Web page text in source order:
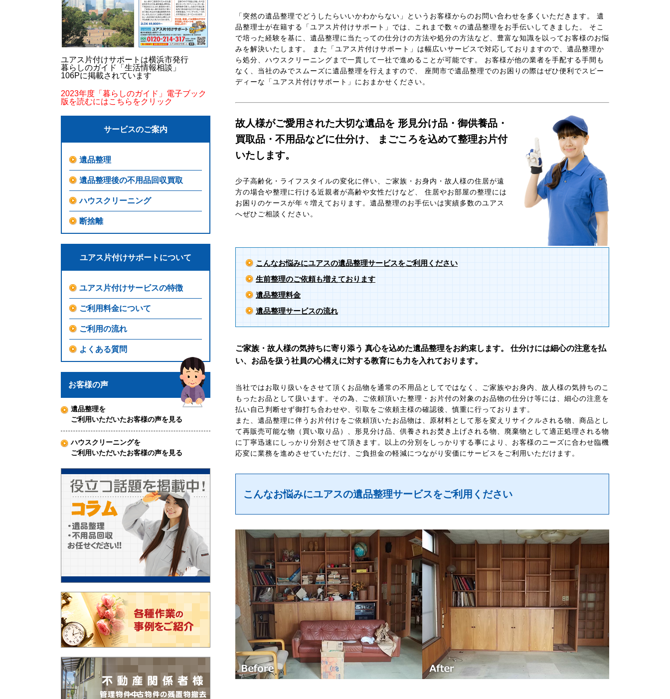
「突然の遺品整理でどうしたらいいかわからない」というお客様からのお問い合わせを多くいただきます。 遺
品整理士が在籍する「ユアス片付けサポート」では、これまで数々の遺品整理をお手伝いしてきました。 そこ
で培った経験を基に、遺品整理に当たっての仕分けの方法や処分の方法など、豊富な知識を以ってお客様のお悩
みを解決いたします。 また「ユアス片付けサポート」は幅広いサービスで対応しておりますので、遺品整理か
ら処分、ハウスクリーニングまで一貫して一社で進めることが可能です。 お客様が他の業者を手配する手間も
なく、当社のみでスムーズに遺品整理を行えますので、 座間市で遺品整理でのお困りの際はぜひ便利でスピー
ディーな「ユアス片付けサポート」におまかせください。
故人様がご愛用された大切な遺品を 形見分け品・御供養品・
買取品・不用品などに仕分け、 まごころを込めて整理お片付
いたします。
少子高齢化・ライフスタイルの変化に伴い、ご家族・お身内・故人様の住居が遠
方の場合や整理に行ける近親者が高齢や女性だけなど、 住居やお部屋の整理には
お困りのケースが年々増えております。遺品整理のお手伝いは実績多数のユアス
へぜひご相談ください。
こんなお悩みにユアスの遺品整理サービスをご利用ください
生前整理のご依頼も増えております
遺品整理料金
遺品整理サービスの流れ
ご家族・故人様の気持ちに寄り添う 真心を込めた遺品整理をお約束します。 仕分けには細心の注意を払
い、お品を扱う社員の心構えに対する教育にも力を入れております。
当社ではお取り扱いをさせて頂くお品物を通常の不用品としてではなく、ご家族やお身内、故人様の気持ちのこ
もったお品として扱います。その為、ご依頼頂いた整理・お片付の対象のお品物の仕分け等には、細心の注意を
払い自己判断せず御打ち合わせや、引取をご依頼主様の確認後、慎重に行っております。
また、遺品整理に伴うお片付けをご依頼頂いたお品物は、原材料として形を変えリサイクルされる物、商品とし
て再販売可能な物（買い取り品）、形見分け品、供養されお焚き上げされる物、廃棄物として適正処理される物
に丁寧迅速にしっかり分別させて頂きます。以上の分別をしっかりする事により、お客様のニーズに合わせ臨機
応変に業務を進めさせていただけ、ご負担金の軽減につながり安価にサービスをご利用いただけます。
こんなお悩みにユアスの遺品整理サービスをご利用ください
ユアス片付けサポートは横浜市発行
暮らしのガイド「生活情報相談」
106Pに掲載されています
2023年度「暮らしのガイド」電子ブック
版を読むにはこちらをクリック
サービスのご案内
遺品整理
遺品整理後の不用品回収買取
ハウスクリーニング
断捨離
ユアス片付けサポートについて
ユアス片付けサービスの特徴
ご利用料金について
ご利用の流れ
よくある質問
お客様の声
遺品整理を
ご利用いただいたお客様の声を見る
ハウスクリーニングを
ご利用いただいたお客様の声を見る